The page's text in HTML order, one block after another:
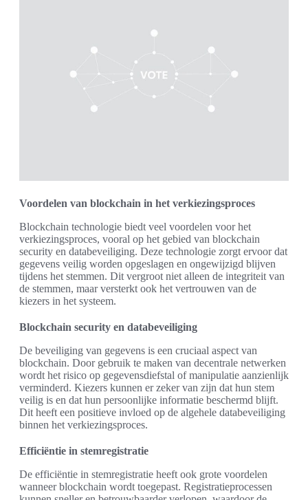
Voordelen van blockchain in het verkiezingsproces
Blockchain technologie biedt veel voordelen voor het
verkiezingsproces, vooral op het gebied van blockchain
security en databeveiliging. Deze technologie zorgt ervoor dat
gegevens veilig worden opgeslagen en ongewijzigd blijven
tijdens het stemmen. Dit vergroot niet alleen de integriteit van
de stemmen, maar versterkt ook het vertrouwen van de
kiezers in het systeem.
Blockchain security en databeveiliging
De beveiliging van gegevens is een cruciaal aspect van
blockchain. Door gebruik te maken van decentrale netwerken
wordt het risico op gegevensdiefstal of manipulatie aanzienlijk
verminderd. Kiezers kunnen er zeker van zijn dat hun stem
veilig is en dat hun persoonlijke informatie beschermd blijft.
Dit heeft een positieve invloed op de algehele databeveiliging
binnen het verkiezingsproces.
Efficiëntie in stemregistratie
De efficiëntie in stemregistratie heeft ook grote voordelen
wanneer blockchain wordt toegepast. Registratieprocessen